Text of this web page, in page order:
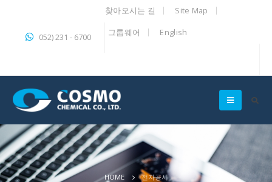
052) 231 - 6700
찾아오시는 길 Site Map
그룹웨어 English
HOME 전자공시